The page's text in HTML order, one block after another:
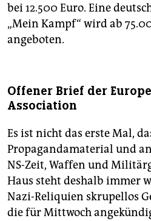
bei 12.500 Euro. Eine
„Mein Kampf“ wird ab
angeboten.
Offener Brief der
Association
Es ist nicht das erste Mal,
Propagandamaterial und
NS-Zeit, Waffen und
Haus steht deshalb immer
Nazi-Reliquien skrupellos
die für Mittwoch